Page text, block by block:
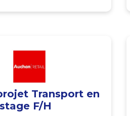
Transport en
stage F/H